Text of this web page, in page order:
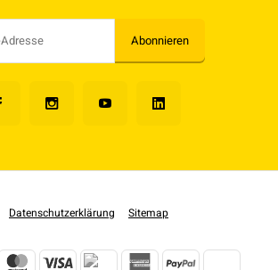
Abonnieren
Datenschutzerklärung Sitemap